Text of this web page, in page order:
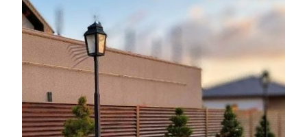
Разница заключается в том, что первый способ
укрепления применяется ещё в начале
изготовления, а именно при производстве листов
стали, в то время как второй вариант защитного
покрытия наносится уже на готовую
наносит производитель листов
стали, а мы занимаемся исключительно нанесением
порошка на пластины, что ведёт к некоторым
особенностям и порой осложнениям в работе.